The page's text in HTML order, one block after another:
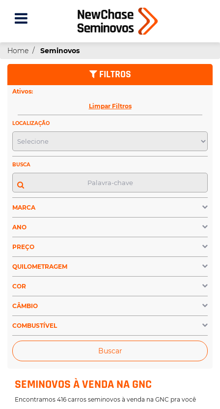
Home Seminovos
FILTROS
Ativos:
Limpar Filtros
LOCALIZAÇÃO
BUSCA
MARCA
ANO
PREÇO
QUILOMETRAGEM
COR
CÂMBIO
COMBUSTÍVEL
Buscar
SEMINOVOS À VENDA NA GNC
Encontramos 416 carros seminovos à venda na GNC pra você